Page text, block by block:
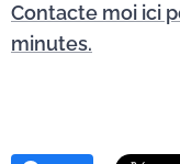
Contacte moi ici
minutes.